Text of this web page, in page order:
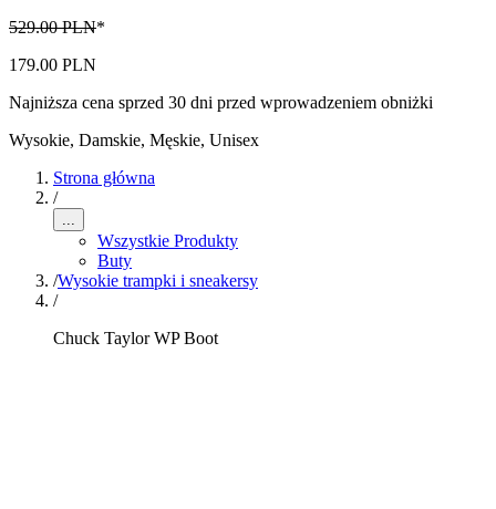
529.00 PLN*
179.00 PLN
Najniższa cena sprzed 30 dni przed wprowadzeniem obniżki
Wysokie, Damskie, Męskie, Unisex
Strona główna
/
...
Wszystkie Produkty
Buty
/Wysokie trampki i sneakersy
/
Chuck Taylor WP Boot